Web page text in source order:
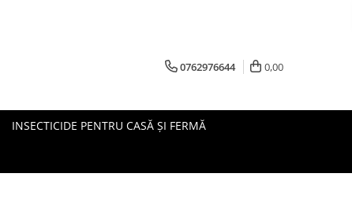
0762976644 0,00
INSECTICIDE PENTRU CASĂ ȘI FERMĂ